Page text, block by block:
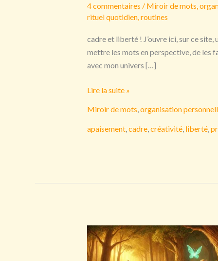
4 commentaires / Miroir de mots,
rituel quotidien,routines
cadre et liberté ! J’ouvre ici, sur ce
mettre les mots en perspective, de les
avec mon univers […]
Cadre
:
un
sa
liberté
Lire la suite »
Miroir de mots,organisation
apaisement,cadre,créativité, liberté,